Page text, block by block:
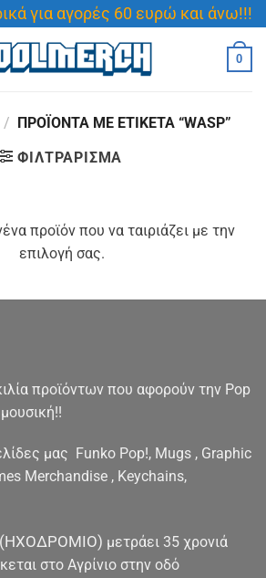
για αγορές 60 ευρώ και άνω!!!
0
/ ΠΡΟΪΌΝΤΑ ΜΕ ΕΤΙΚΈΤΑ “WASP”
ΦΙΛΤΡΆΡΙΣΜΑ
προϊόν που να ταιριάζει με την
επιλογή σας.
προϊόντων που αφορούν την Pop
μας Funko Pop!, Mugs , Graphic
Merchandise , Keychains,
(ΗΧΟΔΡΟΜΙΟ) μετράει 35 χρονιά
στο Αγρίνιο στην οδό